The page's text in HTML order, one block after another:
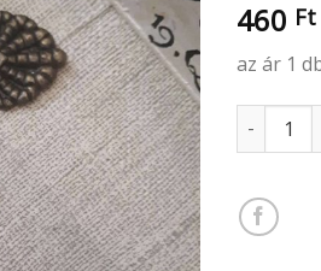
460 Ft
az ár 1
Logós